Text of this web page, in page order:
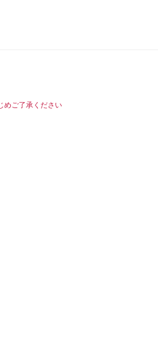
めご了承ください